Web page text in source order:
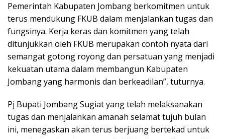
Pemerintah Kabupaten Jombang berkomitmen untuk
terus mendukung FKUB dalam menjalankan tugas dan
fungsinya. Kerja keras dan komitmen yang telah
ditunjukkan oleh FKUB merupakan contoh nyata dari
semangat gotong royong dan persatuan yang menjadi
kekuatan utama dalam membangun Kabupaten
Jombang yang harmonis dan berkeadilan”, tuturnya.
Pj Bupati Jombang Sugiat yang telah melaksanakan
tugas dan menjalankan amanah selamat tujuh bulan
ini, menegaskan akan terus berjuang bertekad untuk